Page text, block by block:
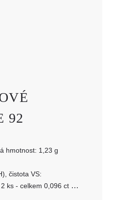
92
hmotnost: 1,23 g
čistota VS:
ks - celkem 0,096 ct